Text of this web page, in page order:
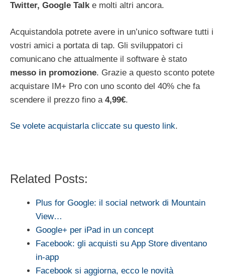
Twitter, Google Talke molti altri ancora.
Acquistandola potrete avere in un’unico software tutti i
vostri amici a portata di tap. Gli sviluppatori ci
comunicano che attualmente il software è stato
messo in promozione. Grazie a questo sconto potete
acquistare IM+ Pro con uno sconto del 40% che fa
scendere il prezzo fino a 4,99€.
Se volete acquistarla cliccate su questo link.
Related Posts:
Plus for Google: il social network di Mountain
View…
Google+ per iPad in un concept
Facebook: gli acquisti su App Store diventano
in-app
Facebook si aggiorna, ecco le novità